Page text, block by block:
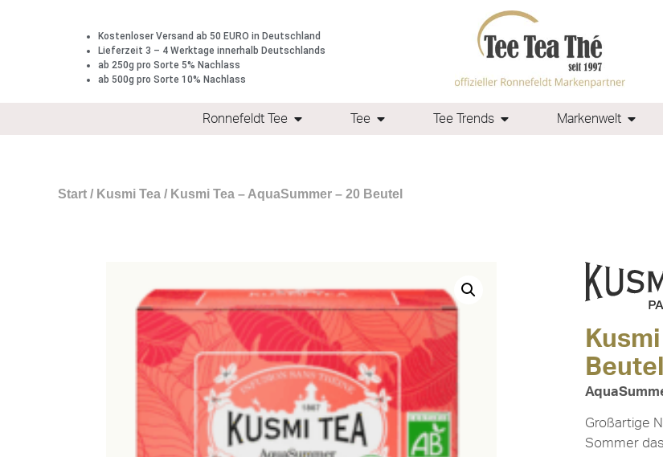
Kostenloser Versand ab 50 EURO in Deutschland
Lieferzeit 3 – 4 Werktage innerhalb Deutschlands
ab 250g pro Sorte 5% Nachlass
ab 500g pro Sorte 10% Nachlass
Ronnefeldt Tee Tee Tee Trends Markenwelt
Start / Kusmi Tea / Kusmi Tea – AquaSummer – 20 Beutel
Beutel
Großartige
Sommer